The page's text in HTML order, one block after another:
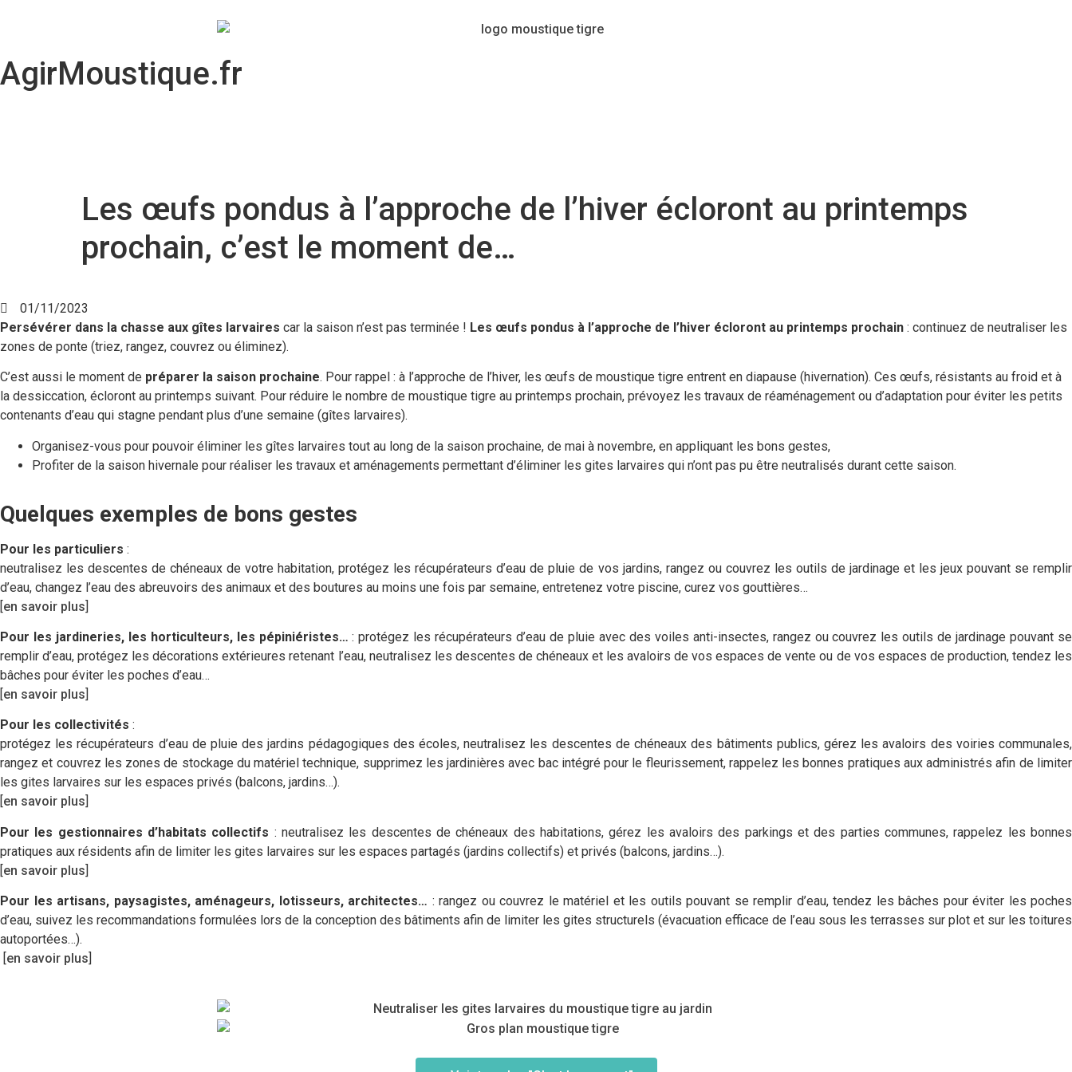
AgirMoustique.fr
Les œufs pondus à l’approche de l’hiver écloront au printemps
prochain, c’est le moment de…
01/11/2023
Persévérer dans la chasse aux gîtes larvaires car la saison n’est pas terminée ! Les œufs pondus à l’approche de l’hiver écloront au printemps prochain : continuez de neutraliser les
zones de ponte (triez, rangez, couvrez ou éliminez).
C’est aussi le moment de préparer la saison prochaine. Pour rappel : à l’approche de l’hiver, les œufs de moustique tigre entrent en diapause (hivernation). Ces œufs, résistants au froid et à
la dessiccation, écloront au printemps suivant. Pour réduire le nombre de moustique tigre au printemps prochain, prévoyez les travaux de réaménagement ou d’adaptation pour éviter les petits
contenants d’eau qui stagne pendant plus d’une semaine (gîtes larvaires).
Organisez-vous pour pouvoir éliminer les gîtes larvaires tout au long de la saison prochaine, de mai à novembre, en appliquant les bons gestes,
Profiter de la saison hivernale pour réaliser les travaux et aménagements permettant d’éliminer les gites larvaires qui n’ont pas pu être neutralisés durant cette saison.
Quelques exemples de bons gestes
Pour les particuliers :
neutralisez les descentes de chéneaux de votre habitation, protégez les récupérateurs d’eau de pluie de vos jardins, rangez ou couvrez les outils de jardinage et les jeux pouvant se remplir
d’eau, changez l’eau des abreuvoirs des animaux et des boutures au moins une fois par semaine, entretenez votre piscine, curez vos gouttières…
[en savoir plus]
Pour les jardineries, les horticulteurs, les pépiniéristes… : protégez les récupérateurs d’eau de pluie avec des voiles anti-insectes, rangez ou couvrez les outils de jardinage pouvant se
remplir d’eau, protégez les décorations extérieures retenant l’eau, neutralisez les descentes de chéneaux et les avaloirs de vos espaces de vente ou de vos espaces de production, tendez les
bâches pour éviter les poches d’eau…
[en savoir plus]
Pour les collectivités :
protégez les récupérateurs d’eau de pluie des jardins pédagogiques des écoles, neutralisez les descentes de chéneaux des bâtiments publics, gérez les avaloirs des voiries communales,
rangez et couvrez les zones de stockage du matériel technique, supprimez les jardinières avec bac intégré pour le fleurissement, rappelez les bonnes pratiques aux administrés afin de limiter
les gites larvaires sur les espaces privés (balcons, jardins…).
en savoir plus
Pour les gestionnaires d’habitats collectifs : neutralisez les descentes de chéneaux des habitations, gérez les avaloirs des parkings et des parties communes, rappelez les bonnes
pratiques aux résidents afin de limiter les gites larvaires sur les espaces partagés (jardins collectifs) et privés (balcons, jardins…).
[en savoir plus]
Pour les artisans, paysagistes, aménageurs, lotisseurs, architectes… : rangez ou couvrez le matériel et les outils pouvant se remplir d’eau, tendez les bâches pour éviter les poches
d’eau, suivez les recommandations formulées lors de la conception des bâtiments afin de limiter les gites structurels (évacuation efficace de l’eau sous les terrasses sur plot et sur les toitures
autoportées…).
[en savoir plus]